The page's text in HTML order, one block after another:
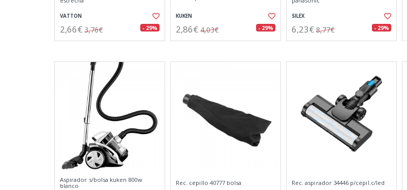
VATTON
2,66€ 3,76€ - 29%
KUKEN
2,86€ 4,03€ - 29%
SILEX
6,23€ 8,77€ - 29%
Aspirador s/bolsa kuken 800w
blanco
Rec. cepillo 40777 bolsa Rec. aspirador 34446 p/cepil.c/led